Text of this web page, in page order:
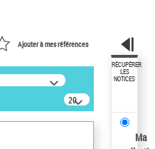
Ajouter à mes références
20
résultats/page
RÉCUPÉRER
LES
NOTICES
Ma